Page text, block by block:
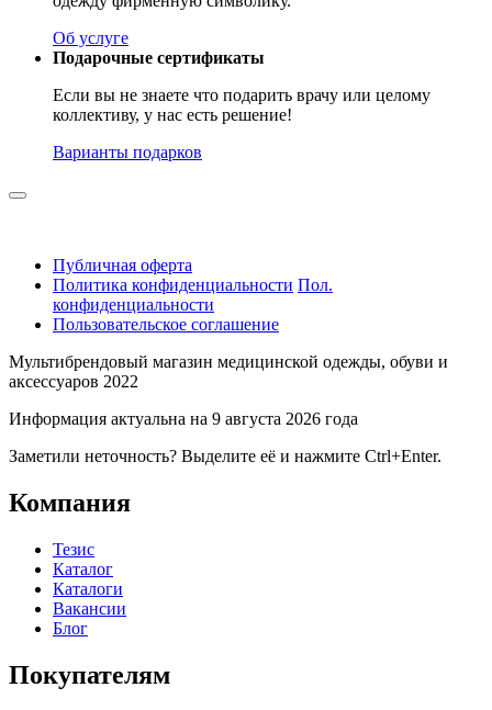
Об услуге
Подарочные сертификаты
Если вы не знаете что подарить врачу или целому
коллективу, у нас есть решение!
Варианты подарков
Публичная оферта
Политика конфиденциальности Пол.
конфиденциальности
Пользовательское соглашение
Мультибрендовый магазин медицинской одежды, обуви и
аксессуаров 2022
Информация актуальна на 9 августа 2026 года
Заметили неточность? Выделите её и нажмите Ctrl+Enter.
Компания
Тезис
Каталог
Каталоги
Вакансии
Блог
Покупателям